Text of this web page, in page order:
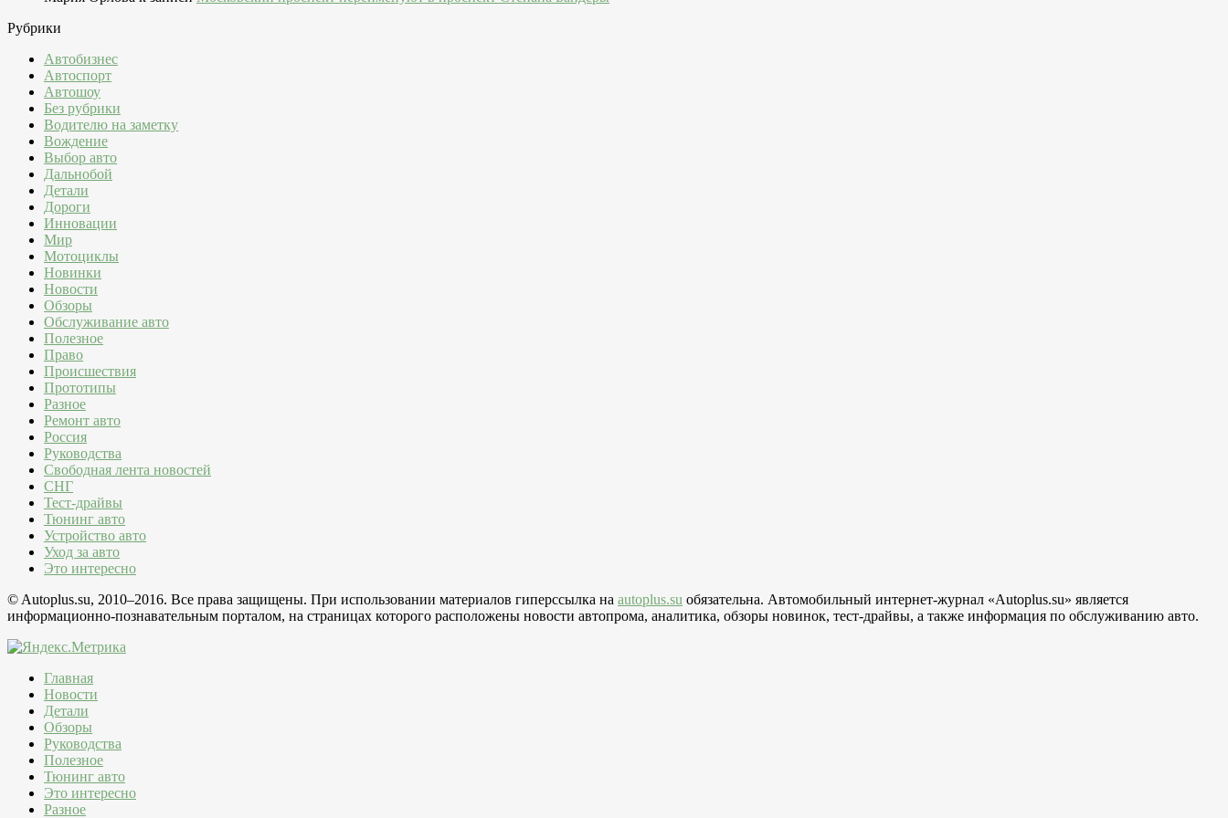
Рубрики
Автобизнес
Автоспорт
Автошоу
Без рубрики
Водителю на заметку
Вождение
Выбор авто
Дальнобой
Детали
Дороги
Инновации
Мир
Мотоциклы
Новинки
Новости
Обзоры
Обслуживание авто
Полезное
Право
Происшествия
Прототипы
Разное
Ремонт авто
Россия
Руководства
Свободная лента новостей
СНГ
Тест-драйвы
Тюнинг авто
Устройство авто
Уход за авто
Это интересно
© Autoplus.su, 2010–2016. Все права защищены. При использовании материалов гиперссылка на autoplus.su обязательна. Автомобильный интернет-журнал «Autoplus.su» является
информационно-познавательным порталом, на страницах которого расположены новости автопрома, аналитика, обзоры новинок, тест-драйвы, а также информация по обслуживанию авто.
Главная
Новости
Детали
Обзоры
Руководства
Полезное
Тюнинг авто
Это интересно
Разное